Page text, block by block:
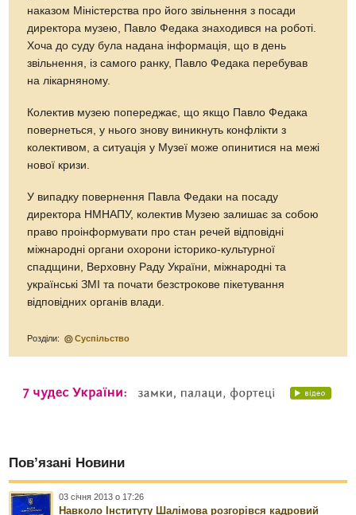
наказом Міністерства про його звільнення з посади
директора музею, Павло Федака знаходився на роботі.
Хоча до суду була надана інформація, що в день
звільнення, із самого ранку, Павло Федака перебував
на лікарняному.
Колектив музею попереджає, що якщо Павло Федака
повернеться, у нього знову виникнуть конфлікти з
колективом, а ситуація у Музеї може опинитися на межі
нової кризи.
У випадку повернення Павла Федаки на посаду
директора НМНАПУ, колектив Музею залишає за собою
право проінформувати про стан речей відповідні
міжнародні органи охорони історико-культурної
спадщини, Верховну Раду України, міжнародні та
українські ЗМІ та почати безстрокове пікетування
відповідних органів влади.
Розділи: Суспільство
Пов’язані Новини
03 січня 2013 о 17:26
Навколо Інституту Шалімова розгорівся кадровий